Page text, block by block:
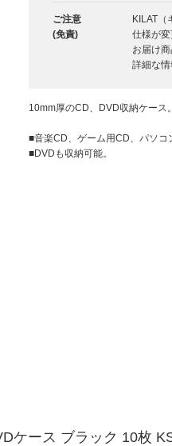
ご注意
(免責)
KILAT（
仕様が
お届け
詳細な
10mm厚のCD、DVD収納ケース
■音楽CD、ゲーム用CD、パソコ
■DVDも収納可能。
ケース ブラック 10枚